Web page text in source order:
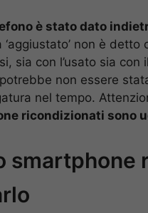
è stato dato
‘aggiustato’ non è
sia con l’usato sia
non essere
nel tempo.
ricondizionati sono
smartphone